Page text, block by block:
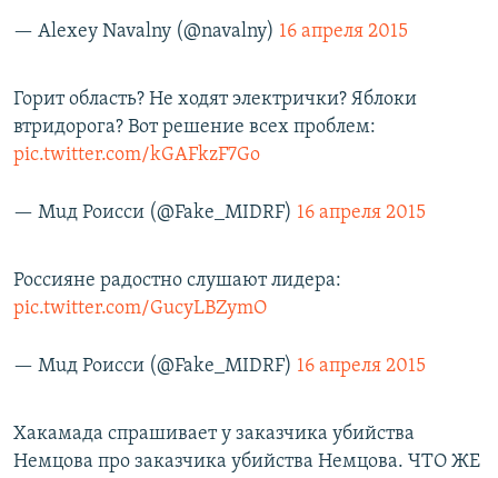
— Alexey Navalny (@navalny) 16 апреля 2015
Горит область? Не ходят электрички? Яблоки
втридорога? Вот решение всех проблем:
pic.twitter.com/kGAFkzF7Go
— Мuд Роисси (@Fake_MIDRF) 16 апреля 2015
Россияне радостно слушают лидера:
pic.twitter.com/GucyLBZymO
— Мuд Роисси (@Fake_MIDRF) 16 апреля 2015
Хакамада спрашивает у заказчика убийства
Немцова про заказчика убийства Немцова. ЧТО ЖЕ